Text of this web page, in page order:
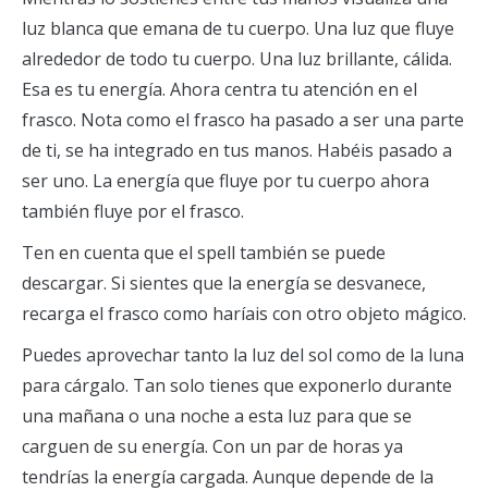
luz blanca que emana de tu cuerpo. Una luz que fluye
alrededor de todo tu cuerpo. Una luz brillante, cálida.
Esa es tu energía. Ahora centra tu atención en el
frasco. Nota como el frasco ha pasado a ser una parte
de ti, se ha integrado en tus manos. Habéis pasado a
ser uno. La energía que fluye por tu cuerpo ahora
también fluye por el frasco.
Ten en cuenta que el spell también se puede
descargar. Si sientes que la energía se desvanece,
recarga el frasco como haríais con otro objeto mágico.
Puedes aprovechar tanto la luz del sol como de la luna
para cárgalo. Tan solo tienes que exponerlo durante
una mañana o una noche a esta luz para que se
carguen de su energía. Con un par de horas ya
tendrías la energía cargada. Aunque depende de la